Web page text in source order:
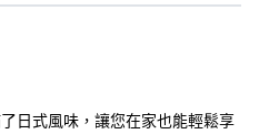
日式風味，讓您在家也能輕鬆享